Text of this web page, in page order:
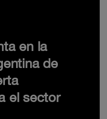
en la
de
el sector